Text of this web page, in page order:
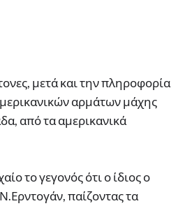
μετά και την πληροφορία
αρμάτων μάχης
από τα αμερικανικά
το γεγονός ότι ο ίδιος ο
παίζοντας τα